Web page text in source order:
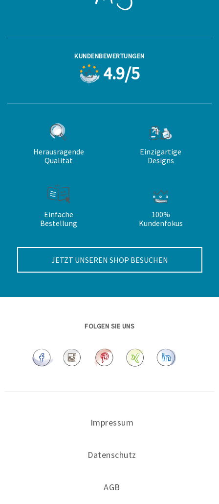
KUNDENBEWERTUNGEN
4.9/5
Herausragende
Qualität
Einzigartige
Designs
Einfache
Bestellung
100%
Kundenfokus
JETZT UNSEREN SHOP BESUCHEN
FOLGEN SIE UNS
Impressum
Datenschutz
AGB